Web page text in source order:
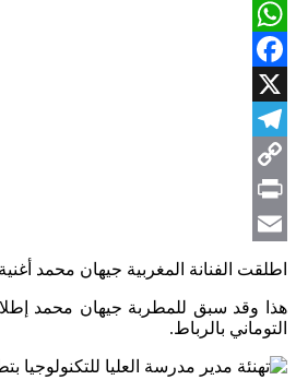
WhatsApp
Facebook
X
Telegram
Copy
Link
Print
Email
اطلقت الفنانة المغربية جيهان محمد
هذا وقد سبق للمطربة جيهان محمد
التوماني بالرباط.